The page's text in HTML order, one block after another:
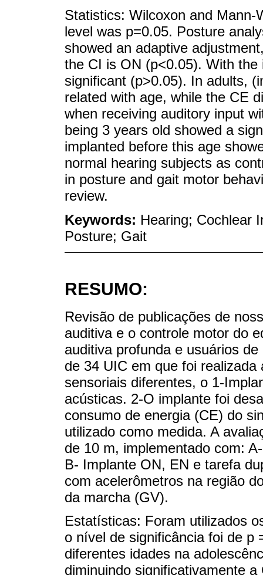
Statistics: Wilcoxon and
level was p=0.05. Posture
showed an adaptive
the CI is ON (p<0.05). With
significant (p>0.05). In adults,
related with age, while the CE
when receiving auditory input
being 3 years old showed a
implanted before this age
normal hearing subjects as
in posture and gait motor
review.
Keywords: Hearing; Cochlear
Posture; Gait
RESUMO:
Revisão de publicações de
auditiva e o controle motor do
auditiva profunda e usuários
de 34 UIC em que foi
sensoriais diferentes, o 1-
acústicas. 2-O implante foi
consumo de energia (CE) do
utilizado como medida. A
de 10 m, implementado com:
B- Implante ON, EN e tarefa
com acelerômetros na região
da marcha (GV).
Estatísticas: Foram utilizados
o nível de significância foi de p
diferentes idades na
diminuindo significativamente